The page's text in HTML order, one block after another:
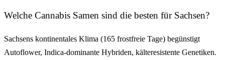
Welche Cannabis Samen sind die besten für Sachsen?
Sachsens kontinentales Klima (165 frostfreie Tage) begünstigt
Autoflower, Indica-dominante Hybriden, kälteresistente Genetiken.